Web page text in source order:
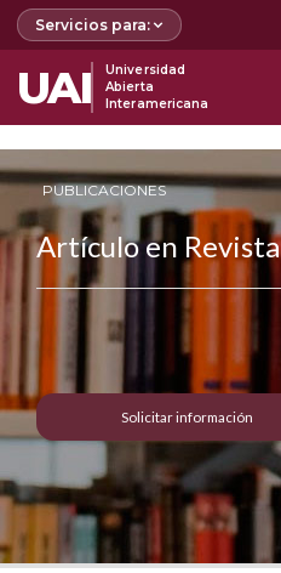
Servicios para:
UAI
Universidad
Abierta
Interamericana
PUBLICACIONES
Artículo en Revista
Solicitar información